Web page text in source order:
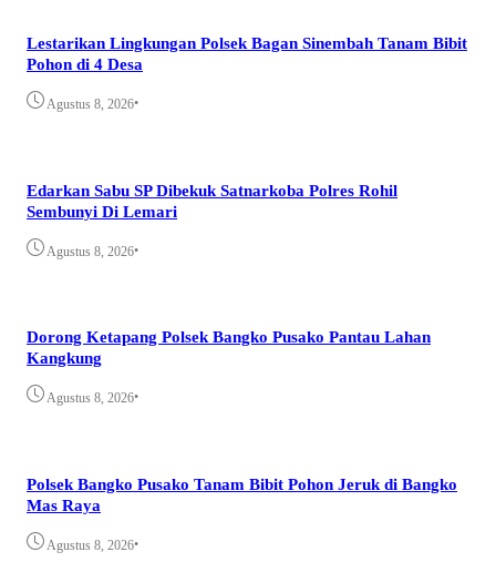
Lestarikan Lingkungan Polsek Bagan Sinembah Tanam Bibit
Pohon di 4 Desa
Agustus 8, 2026•
Edarkan Sabu SP Dibekuk Satnarkoba Polres Rohil
Sembunyi Di Lemari
Agustus 8, 2026•
Dorong Ketapang Polsek Bangko Pusako Pantau Lahan
Kangkung
Agustus 8, 2026•
Polsek Bangko Pusako Tanam Bibit Pohon Jeruk di Bangko
Mas Raya
Agustus 8, 2026•